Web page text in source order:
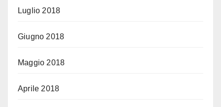
Luglio 2018
Giugno 2018
Maggio 2018
Aprile 2018